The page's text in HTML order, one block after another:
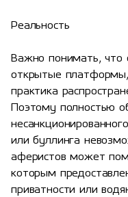
Реальность
Важно понимать, что
открытые
практика
Поэтому полностью
или буллинга
аферистов может
которым
приватности или